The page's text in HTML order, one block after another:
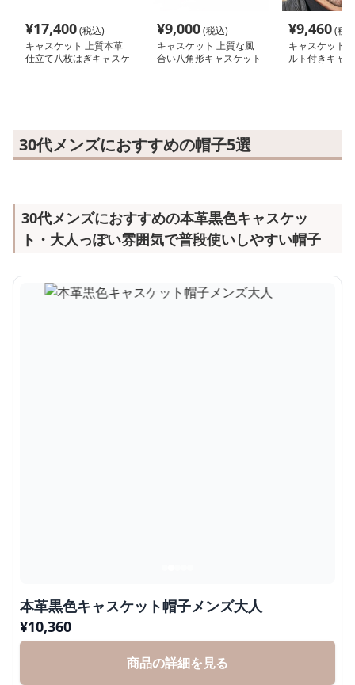
¥17,400(税込)
キャスケット 上質本革
仕立て八枚はぎキャスケ
¥9,000(税込)
キャスケット 上質な風
合い八角形キャスケット
¥9,460(税
キャスケット
ルト付きキャ
30代メンズにおすすめの帽子5選
30代メンズにおすすめの本革黒色キャスケッ
ト・大人っぽい雰囲気で普段使いしやすい帽子
本革黒色キャスケット帽子メンズ大人
¥10,360
商品の詳細を見る